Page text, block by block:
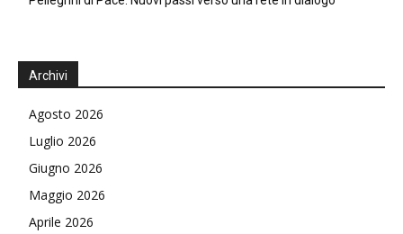
Archivi
Agosto 2026
Luglio 2026
Giugno 2026
Maggio 2026
Aprile 2026